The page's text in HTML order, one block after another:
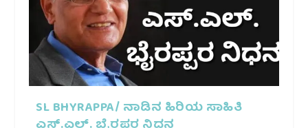
SL BHYRAPPA/ ನಾಡಿನ ಹಿರಿಯ ಸಾಹಿತಿ